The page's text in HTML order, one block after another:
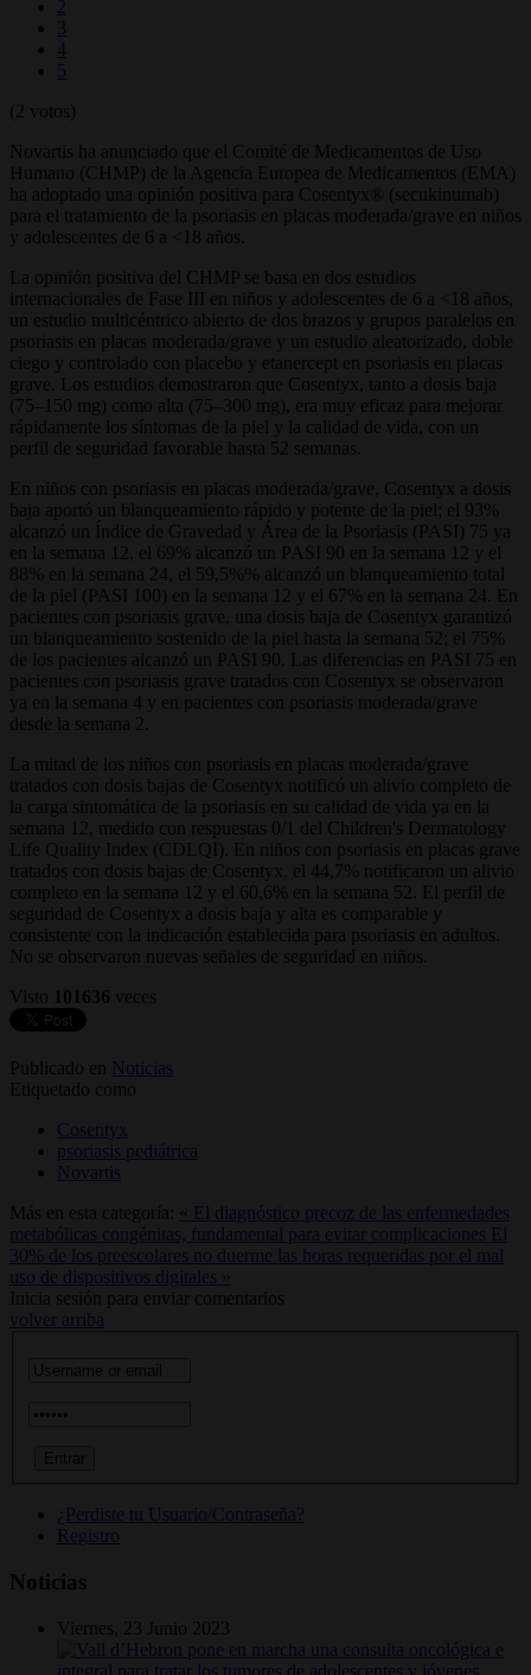
2
3
4
5
(2 votos)
Novartis ha anunciado que el Comité de Medicamentos de Uso
Humano (CHMP) de la Agencia Europea de Medicamentos (EMA)
ha adoptado una opinión positiva para Cosentyx® (secukinumab)
para el tratamiento de la psoriasis en placas moderada/grave en niños
y adolescentes de 6 a <18 años.
La opinión positiva del CHMP se basa en dos estudios
internacionales de Fase III en niños y adolescentes de 6 a <18 años,
un estudio multicéntrico abierto de dos brazos y grupos paralelos en
psoriasis en placas moderada/grave y un estudio aleatorizado, doble
ciego y controlado con placebo y etanercept en psoriasis en placas
grave. Los estudios demostraron que Cosentyx, tanto a dosis baja
(75–150 mg) como alta (75–300 mg), era muy eficaz para mejorar
rápidamente los síntomas de la piel y la calidad de vida, con un
perfil de seguridad favorable hasta 52 semanas.
En niños con psoriasis en placas moderada/grave, Cosentyx a dosis
baja aportó un blanqueamiento rápido y potente de la piel; el 93%
alcanzó un Índice de Gravedad y Área de la Psoriasis (PASI) 75 ya
en la semana 12, el 69% alcanzó un PASI 90 en la semana 12 y el
88% en la semana 24, el 59,5%% alcanzó un blanqueamiento total
de la piel (PASI 100) en la semana 12 y el 67% en la semana 24. En
pacientes con psoriasis grave, una dosis baja de Cosentyx garantizó
un blanqueamiento sostenido de la piel hasta la semana 52; el 75%
de los pacientes alcanzó un PASI 90. Las diferencias en PASI 75 en
pacientes con psoriasis grave tratados con Cosentyx se observaron
ya en la semana 4 y en pacientes con psoriasis moderada/grave
desde la semana 2.
La mitad de los niños con psoriasis en placas moderada/grave
tratados con dosis bajas de Cosentyx notificó un alivio completo de
la carga sintomática de la psoriasis en su calidad de vida ya en la
semana 12, medido con respuestas 0/1 del Children's Dermatology
Life Quality Index (CDLQI). En niños con psoriasis en placas grave
tratados con dosis bajas de Cosentyx, el 44,7% notificaron un alivio
completo en la semana 12 y el 60,6% en la semana 52. El perfil de
seguridad de Cosentyx a dosis baja y alta es comparable y
consistente con la indicación establecida para psoriasis en adultos.
No se observaron nuevas señales de seguridad en niños.
Visto 101636 veces
Publicado en
Noticias
Etiquetado como
Cosentyx
psoriasis pediátrica
Novartis
Más en esta categoría: « El diagnóstico precoz de las enfermedades
metabólicas congénitas, fundamental para evitar complicaciones El
30% de los preescolares no duerme las horas requeridas por el mal
uso de dispositivos digitales »
Inicia sesión para enviar comentarios
volver arriba
¿Perdiste tu Usuario/Contraseña?
Registro
Noticias
Viernes, 23 Junio 2023